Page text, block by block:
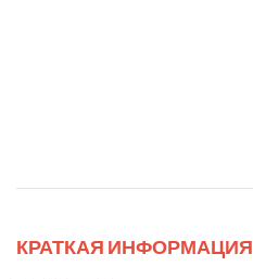
КРАТКАЯ ИНФОРМАЦИЯ